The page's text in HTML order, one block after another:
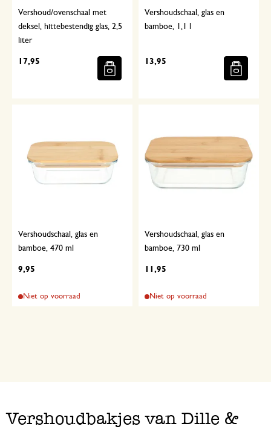
Vershoud/ovenschaal met
deksel, hittebestendig glas, 2,5
liter
17,95
Vershoudschaal, glas en
bamboe, 1,1 l
13,95
Vershoudschaal, glas en
bamboe, 470 ml
9,95
Niet op voorraad
Vershoudschaal, glas en
bamboe, 730 ml
11,95
Niet op voorraad
Vershoudbakjes van Dille &